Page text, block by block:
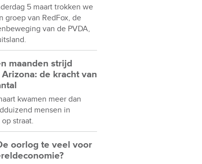
5 maart trokken we
groep van RedFox, de
van de PVDA,
maanden strijd
de kracht van
kwamen meer dan
mensen in
straat.
oorlog te veel voor